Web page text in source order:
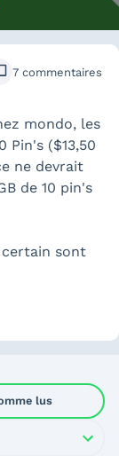
7 commentaires
mondo, les
Pin's ($13,50
ne devrait
de 10 pin's
sont
lus